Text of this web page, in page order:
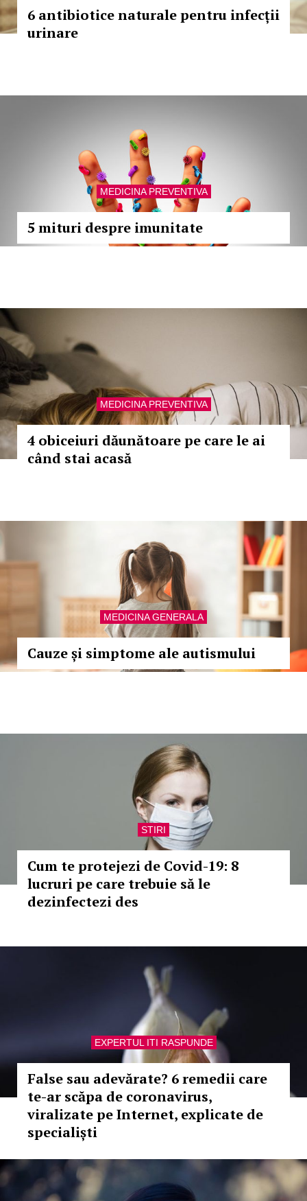
6 antibiotice naturale pentru infecții
urinare
MEDICINA PREVENTIVA
5 mituri despre imunitate
MEDICINA PREVENTIVA
4 obiceiuri dăunătoare pe care le ai
când stai acasă
MEDICINA GENERALA
Cauze și simptome ale autismului
STIRI
Cum te protejezi de Covid-19: 8
lucruri pe care trebuie să le
dezinfectezi des
EXPERTUL ITI RASPUNDE
False sau adevărate? 6 remedii care
te-ar scăpa de coronavirus,
viralizate pe Internet, explicate de
specialiști